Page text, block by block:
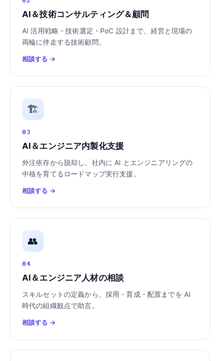
AI＆技術コンサルティング＆顧問
AI 活用戦略・技術選定・PoC 設計まで、経営と現場の
両輪に伴走する技術顧問。
相談する →
🏗️
03
AI＆エンジニア内製化支援
外注依存から脱却し、社内に AI とエンジニアリングの
中核を育てるロードマップ実行支援。
相談する →
👥
04
AI＆エンジニア人材の相談
スキルセットの定義から、採用・育成・配置までを AI
時代の組織観点で助言。
相談する →